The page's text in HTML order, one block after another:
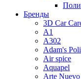
Бренды
3D Car
A1
A302
Adam's
Air spice
Aquapel
Arte Nuevo